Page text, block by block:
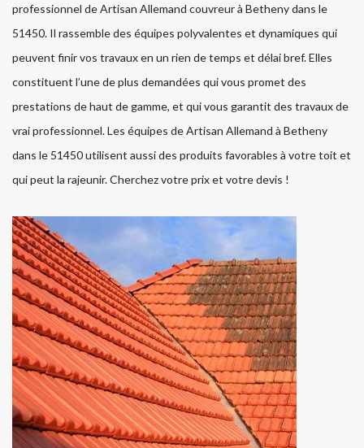
professionnel de Artisan Allemand couvreur à Betheny dans le
51450. Il rassemble des équipes polyvalentes et dynamiques qui
peuvent finir vos travaux en un rien de temps et délai bref. Elles
constituent l’une de plus demandées qui vous promet des
prestations de haut de gamme, et qui vous garantit des travaux de
vrai professionnel. Les équipes de Artisan Allemand à Betheny
dans le 51450 utilisent aussi des produits favorables à votre toit et
qui peut la rajeunir. Cherchez votre prix et votre devis !